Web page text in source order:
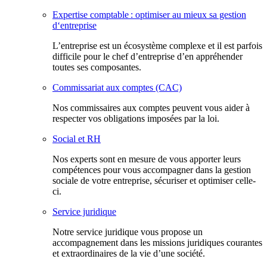
Expertise comptable : optimiser au mieux sa gestion
d‘entreprise
L’entreprise est un écosystème complexe et il est parfois
difficile pour le chef d’entreprise d’en appréhender
toutes ses composantes.
Commissariat aux comptes (CAC)
Nos commissaires aux comptes peuvent vous aider à
respecter vos obligations imposées par la loi.
Social et RH
Nos experts sont en mesure de vous apporter leurs
compétences pour vous accompagner dans la gestion
sociale de votre entreprise, sécuriser et optimiser celle-
ci.
Service juridique
Notre service juridique vous propose un
accompagnement dans les missions juridiques courantes
et extraordinaires de la vie d’une société.